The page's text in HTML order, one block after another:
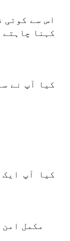
اس سے کوئی
کہنا
کیا آپ نے
کیا آپ
مکمل